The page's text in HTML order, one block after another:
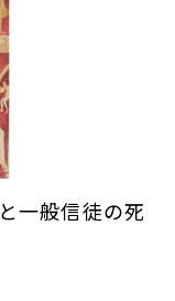
一般信徒の死